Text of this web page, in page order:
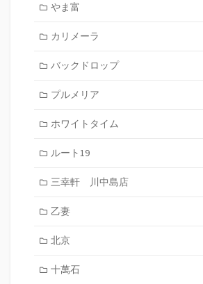
やま富
カリメーラ
バックドロップ
プルメリア
ホワイトタイム
ルート19
三幸軒 川中島店
乙妻
北京
十萬石